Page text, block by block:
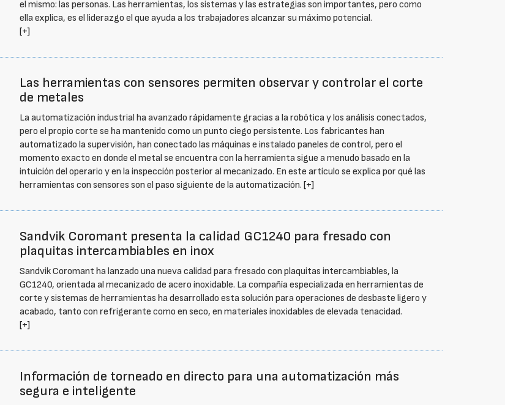
el mismo: las personas. Las herramientas, los sistemas y las estrategias son importantes, pero como
ella explica, es el liderazgo el que ayuda a los trabajadores alcanzar su máximo potencial.
[+]
Las herramientas con sensores permiten observar y controlar el corte
de metales
La automatización industrial ha avanzado rápidamente gracias a la robótica y los análisis conectados,
pero el propio corte se ha mantenido como un punto ciego persistente. Los fabricantes han
automatizado la supervisión, han conectado las máquinas e instalado paneles de control, pero el
momento exacto en donde el metal se encuentra con la herramienta sigue a menudo basado en la
intuición del operario y en la inspección posterior al mecanizado. En este artículo se explica por qué las
herramientas con sensores son el paso siguiente de la automatización.[+]
Sandvik Coromant presenta la calidad GC1240 para fresado con
plaquitas intercambiables en inox
Sandvik Coromant ha lanzado una nueva calidad para fresado con plaquitas intercambiables, la
GC1240, orientada al mecanizado de acero inoxidable. La compañía especializada en herramientas de
corte y sistemas de herramientas ha desarrollado esta solución para operaciones de desbaste ligero y
acabado, tanto con refrigerante como en seco, en materiales inoxidables de elevada tenacidad.
[+]
Información de torneado en directo para una automatización más
segura e inteligente